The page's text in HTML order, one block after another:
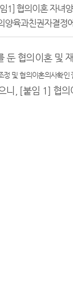
1] 협의이혼 자녀
양육과친권자결정
둔 협의이혼 및
정 및 협의이혼의사확인
니 , [붙임 1] 협